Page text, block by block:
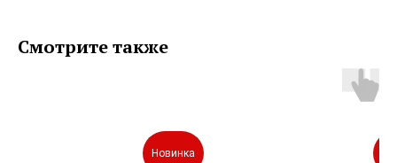
Смотрите также
Новинка